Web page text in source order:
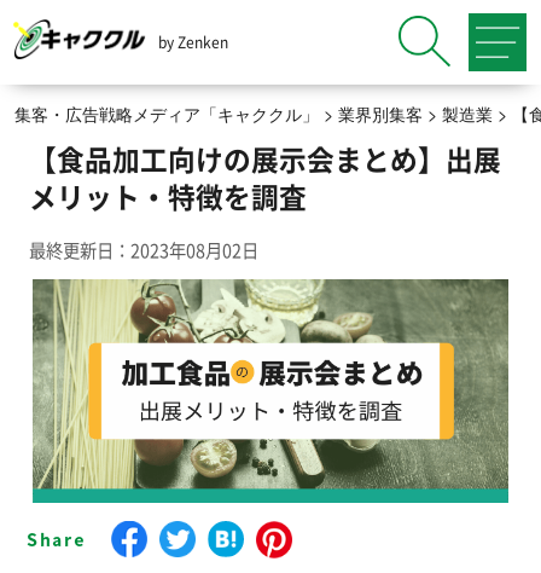
by Zenken
集客・広告戦略メディア「キャククル」 > 業界別集客 > 製造業>
【食品加工向けの展示会まとめ】出展
メリット・特徴を調査
最終更新日：2023年08月02日